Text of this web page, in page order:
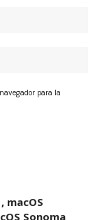
para la
macOS
Sonoma